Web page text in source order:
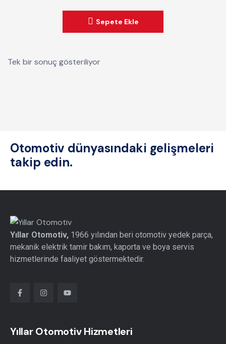
o
Sepete Ekle
Tek bir sonuç gösteriliyor
Otomotiv dünyasındaki gelişmeleri
takip edin.
Yıllar Otomotiv, 1966 yılından beri otomotiv yedek parça,
mekanik elektrik tamir bakım, kaporta ve boya servis
hizmetlerinde faaliyet göstermektedir.
Yıllar Otomotiv Hizmetleri